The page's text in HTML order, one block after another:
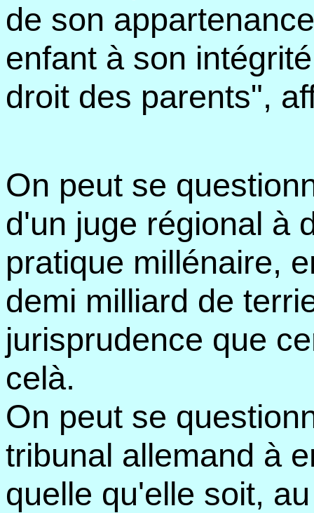
de son
enfant à son
droit des parents",
On peut se
d'un juge régional à
pratique millénaire,
demi milliard de
jurisprudence que
celà.
On peut se
tribunal allemand à
quelle qu'elle soit,